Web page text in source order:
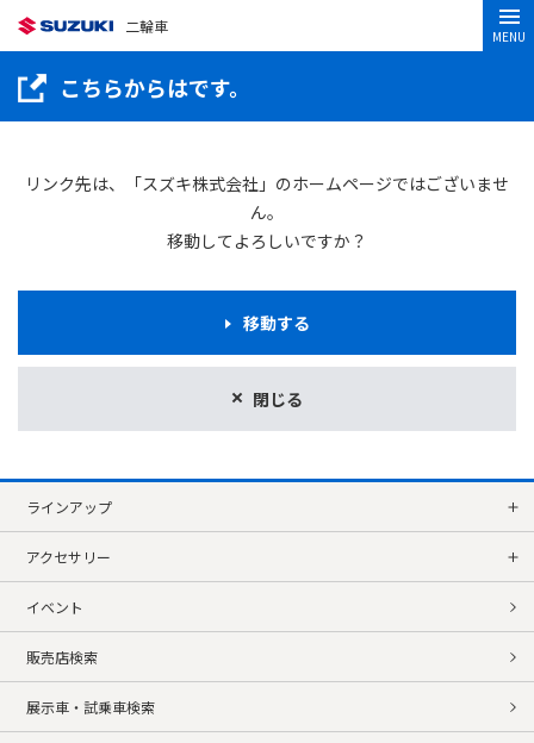
二輪車
MENU
こちらからはです。
リンク先は、「スズキ株式会社」のホームページではございませ
ん。
移動してよろしいですか？
閉じる
移動する
ラインアップ
アクセサリー
イベント
販売店検索
展示車・試乗車検索